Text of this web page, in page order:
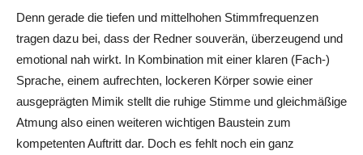
Denn gerade die tiefen und mittelhohen Stimmfrequenzen
tragen dazu bei, dass der Redner souverän, überzeugend und
emotional nah wirkt. In Kombination mit einer klaren (Fach-)
Sprache, einem aufrechten, lockeren Körper sowie einer
ausgeprägten Mimik stellt die ruhige Stimme und gleichmäßige
Atmung also einen weiteren wichtigen Baustein zum
kompetenten Auftritt dar. Doch es fehlt noch ein ganz